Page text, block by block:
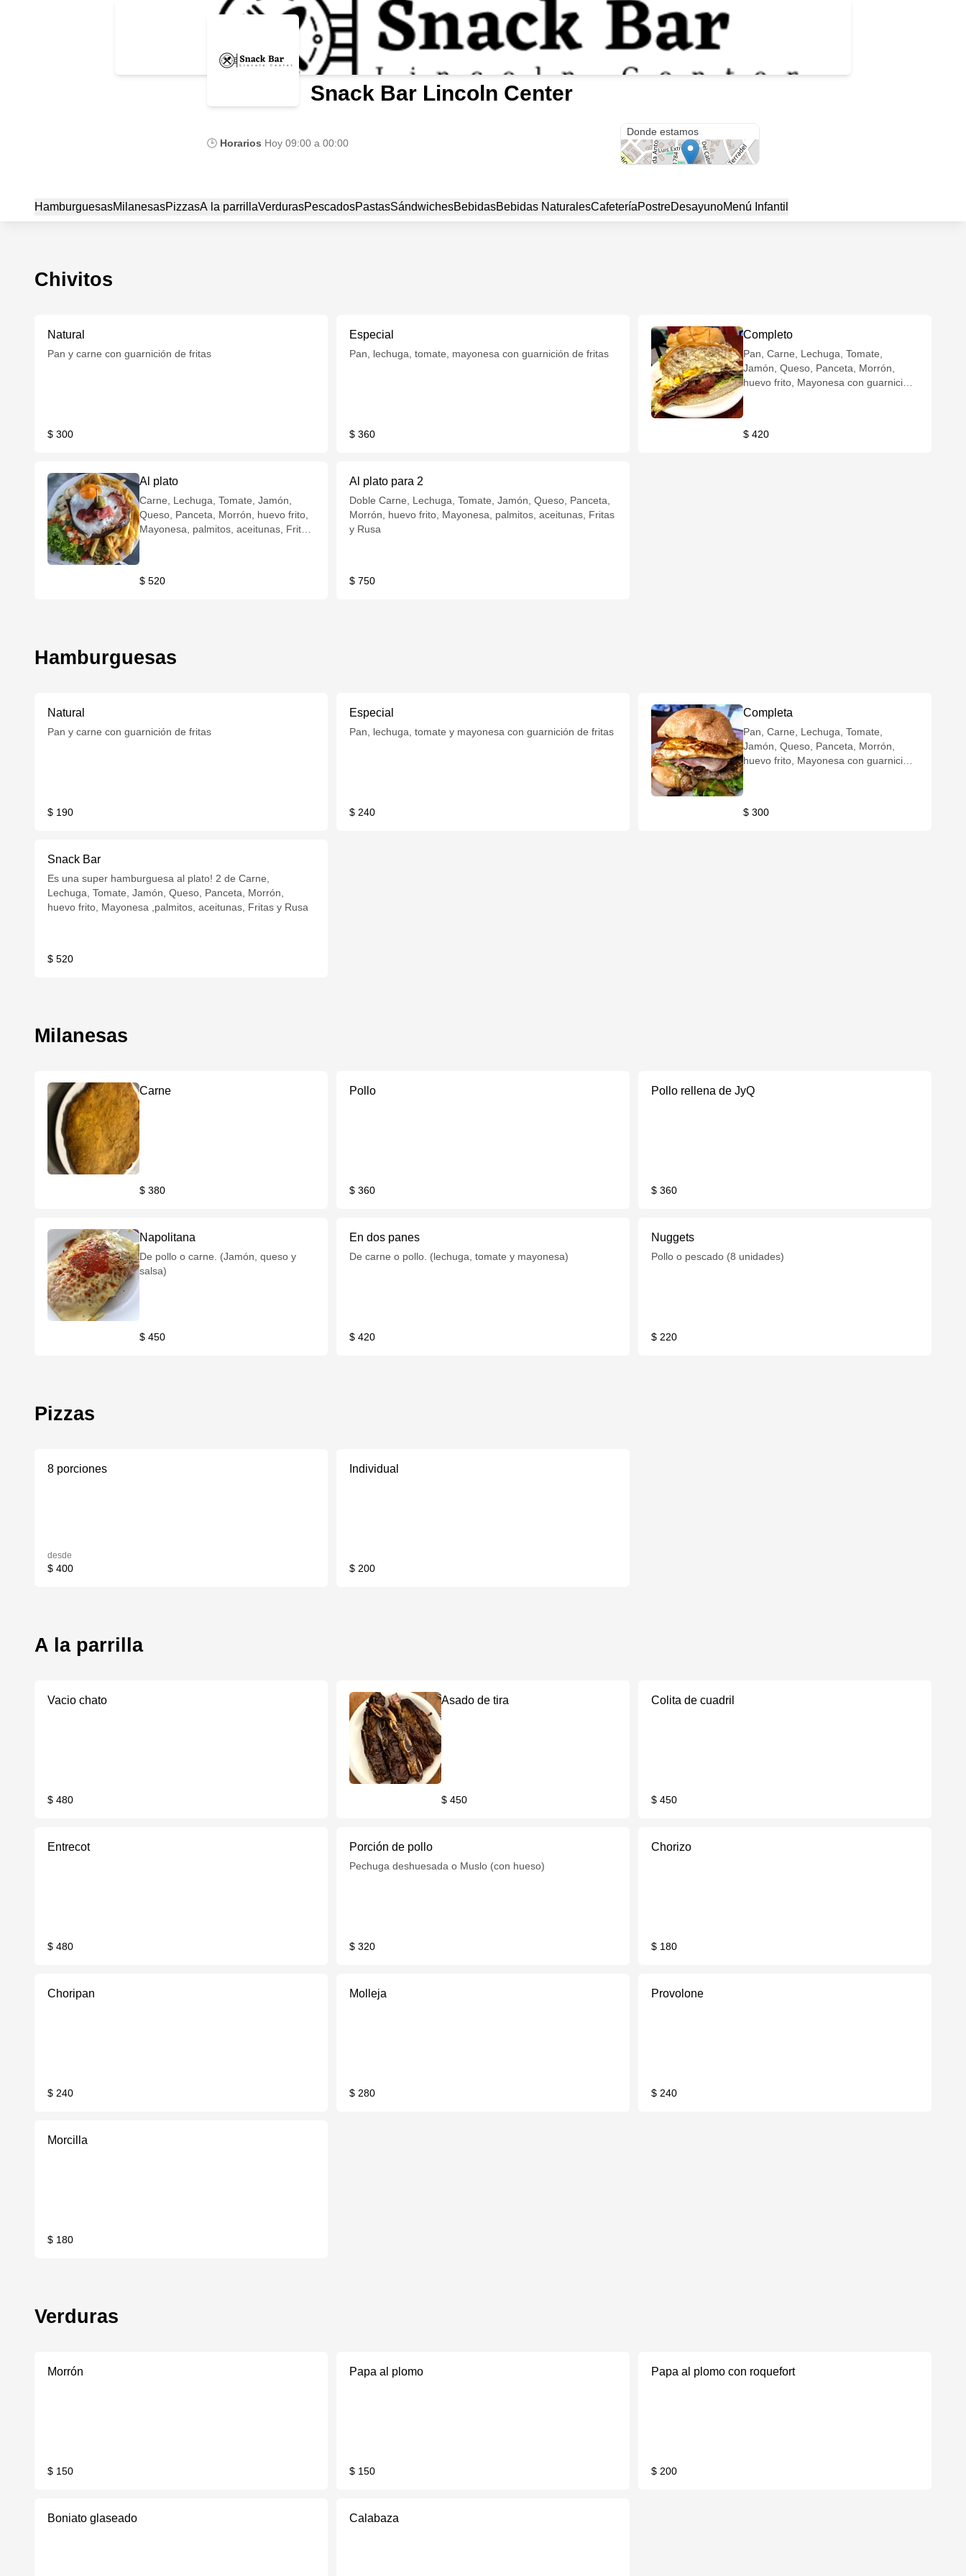
Snack Bar Lincoln Center
🕒 Horarios Hoy 09:00 a 00:00
Donde estamos
HamburguesasMilanesasPizzasA la parrillaVerdurasPescadosPastasSándwichesBebidasBebidas NaturalesCafeteríaPostreDesayunoMenú Infantil
Chivitos
Natural
Pan y carne con guarnición de fritas
$ 300
Especial
Pan, lechuga, tomate, mayonesa con guarnición de fritas
$ 360
Completo
Pan, Carne, Lechuga, Tomate,
Jamón, Queso, Panceta, Morrón,
huevo frito, Mayonesa con guarnición
$ 420
Al plato
Carne, Lechuga, Tomate, Jamón,
Queso, Panceta, Morrón, huevo frito,
Mayonesa, palmitos, aceitunas, Fritas
$ 520
Al plato para 2
Doble Carne, Lechuga, Tomate, Jamón, Queso, Panceta,
Morrón, huevo frito, Mayonesa, palmitos, aceitunas, Fritas
y Rusa
$ 750
Hamburguesas
Natural
Pan y carne con guarnición de fritas
$ 190
Especial
Pan, lechuga, tomate y mayonesa con guarnición de fritas
$ 240
Completa
Pan, Carne, Lechuga, Tomate,
Jamón, Queso, Panceta, Morrón,
huevo frito, Mayonesa con guarnición
$ 300
Snack Bar
Es una super hamburguesa al plato! 2 de Carne,
Lechuga, Tomate, Jamón, Queso, Panceta, Morrón,
huevo frito, Mayonesa ,palmitos, aceitunas, Fritas y Rusa
$ 520
Milanesas
Carne
$ 380
Pollo
$ 360
Pollo rellena de JyQ
$ 360
Napolitana
De pollo o carne. (Jamón, queso y
salsa)
$ 450
En dos panes
De carne o pollo. (lechuga, tomate y mayonesa)
$ 420
Nuggets
Pollo o pescado (8 unidades)
$ 220
Pizzas
8 porciones
desde
$ 400
Individual
$ 200
A la parrilla
Vacio chato
$ 480
Asado de tira
$ 450
Colita de cuadril
$ 450
Entrecot
$ 480
Porción de pollo
Pechuga deshuesada o Muslo (con hueso)
$ 320
Chorizo
$ 180
Choripan
$ 240
Molleja
$ 280
Provolone
$ 240
Morcilla
$ 180
Verduras
Morrón
$ 150
Papa al plomo
$ 150
Papa al plomo con roquefort
$ 200
Boniato glaseado Calabaza